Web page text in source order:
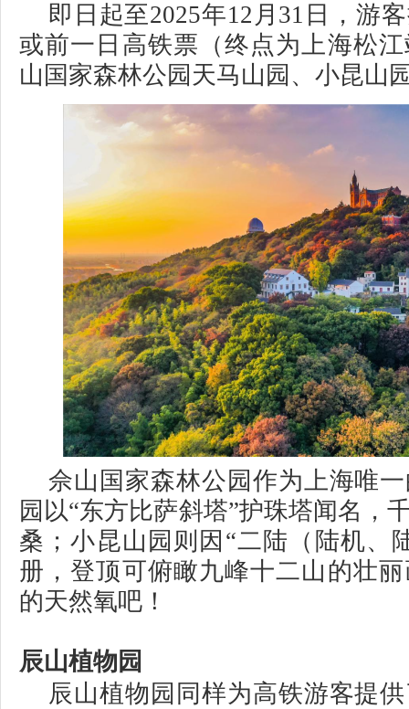
即日起至2025年12月31日，游
或前一日高铁票（终点为上海松
山国家森林公园天马山园、小昆山
佘山国家森林公园作为上海唯
园以“东方比萨斜塔”护珠塔闻名，
桑；小昆山园则因“二陆（陆机、
册，登顶可俯瞰九峰十二山的壮
的天然氧吧！
辰山植物园
辰山植物园同样为高铁游客提